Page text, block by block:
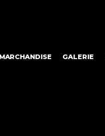
MARCHANDISE GALERIE